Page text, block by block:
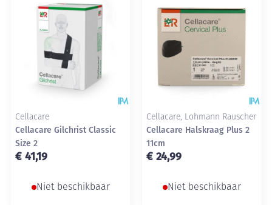
Cellacare
Cellacare Gilchrist Classic
Size 2
€ 41,19
Niet beschikbaar
Cellacare, Lohmann Rauscher
Cellacare Halskraag Plus 2
11cm
€ 24,99
Niet beschikbaar